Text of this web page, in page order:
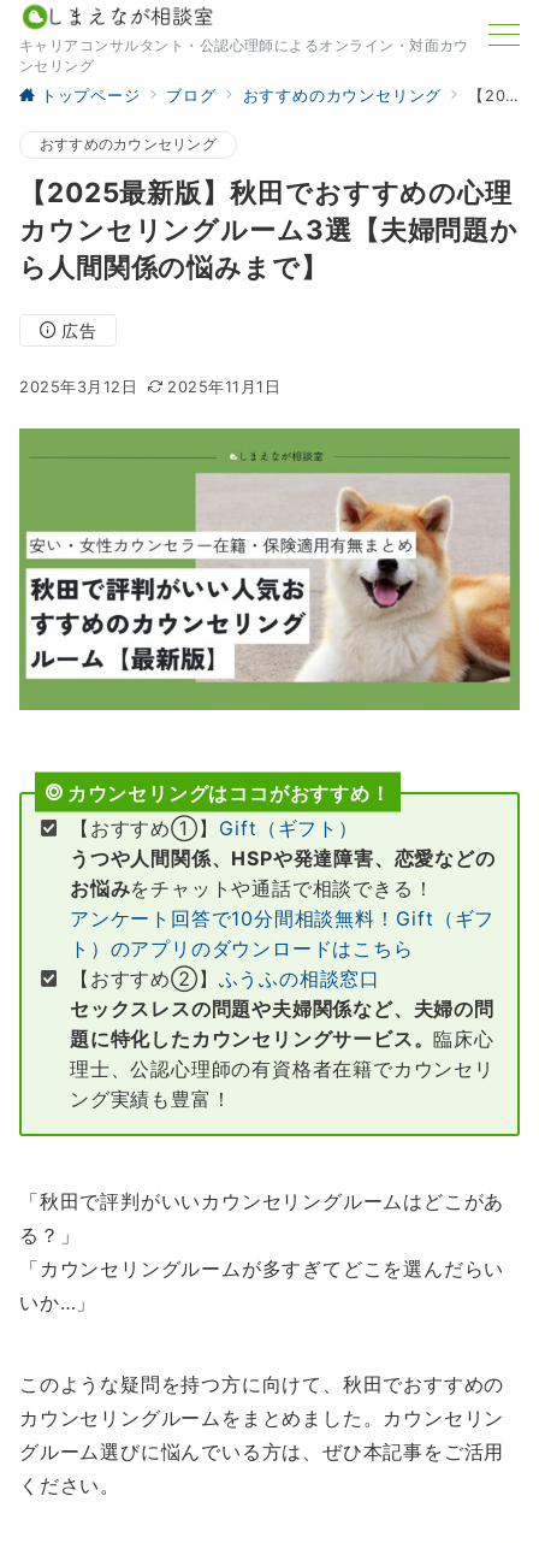
キャリアコンサルタント・公認心理師によるオンライン・対面カウ
ンセリング
トップページ ブログ おすすめのカウンセリング 【2025最新版】秋田でおすすめの心理カウンセリングルーム3選【夫婦問題から人間関係の悩みまで】
おすすめのカウンセリング
【2025最新版】秋田でおすすめの心理
カウンセリングルーム3選【夫婦問題か
ら人間関係の悩みまで】
広告
2025年3月12日 2025年11月1日
カウンセリングはココがおすすめ！
【おすすめ①】 Gift（ギフト）
うつや人間関係、HSPや発達障害、恋愛などの
お悩みをチャットや通話で相談できる！
アンケート回答で10分間相談無料！Gift（ギフ
ト）のアプリのダウンロードはこちら
【おすすめ②】 ふうふの相談窓口
セックスレスの問題や夫婦関係など、夫婦の問
題に特化したカウンセリングサービス。臨床心
理士、公認心理師の有資格者在籍でカウンセリ
ング実績も豊富！
「秋田で評判がいいカウンセリングルームはどこがあ
る？」
「カウンセリングルームが多すぎてどこを選んだらい
いか…」
このような疑問を持つ方に向けて、秋田でおすすめの
カウンセリングルームをまとめました。カウンセリン
グルーム選びに悩んでいる方は、ぜひ本記事をご活用
ください。